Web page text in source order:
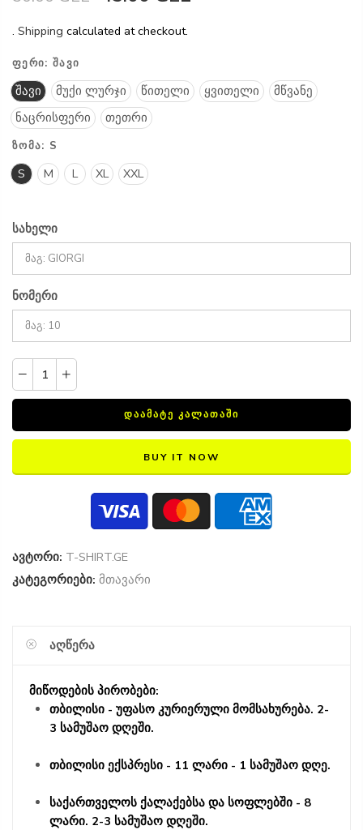
. Shipping calculated at checkout.
ᲤᲔᲠᲘ: ᲨᲐᲕᲘ
შავი მუქი ლურჯი წითელი ყვითელი
მწვანე
ნაცრისფერი
თეთრი
ᲖᲝᲛᲐ: S
S M L XL XXL
სახელი
ნომერი
ᲓᲐᲐᲛᲐᲢᲔ ᲙᲐᲚᲐᲗᲐᲨᲘ
BUY IT NOW
ავტორი: T-SHIRT.GE
კატეგორიები: მთავარი
ᲐᲦᲬᲔᲠᲐ
მიწოდების პირობები:
თბილისი - უფასო კურიერული მომსახურება. 2-
3 სამუშაო დღეში.
თბილისი ექსპრესი - 11 ლარი - 1 სამუშაო დღე.
საქართველოს ქალაქებსა და სოფლებში - 8
ლარი. 2-3 სამუშაო დღეში.